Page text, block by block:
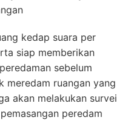
kedap suara per
siap memberikan
sebelum
meredam ruangan yang
akan melakukan survei
peredam